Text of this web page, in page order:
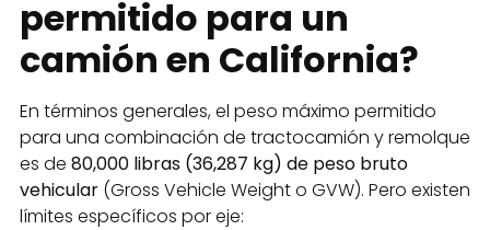
permitido para un
camión en California?
En términos generales, el peso máximo permitido
para una combinación de tractocamión y remolque
es de 80,000 libras (36,287 kg) de peso bruto
vehicular (Gross Vehicle Weight o GVW). Pero existen
límites específicos por eje: